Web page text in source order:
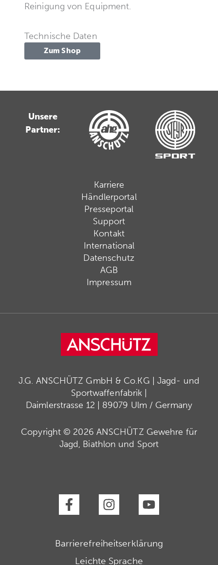
Reinigung von Equipment.
Technische Daten
Zum Shop
Unsere
Partner:
Karriere
Händlerportal
Presseportal
Support
Kontakt
International
Datenschutz
AGB
Impressum
J.G. ANSCHÜTZ GmbH & Co.KG | Jagd- und
Sportwaffenfabrik |
Daimlerstrasse 12 | 89079 Ulm / Germany
Copyright © 2026 ANSCHÜTZ Gewehre für
Jagd, Biathlon und Sport
Barrierefreiheitserklärung
Leichte Sprache